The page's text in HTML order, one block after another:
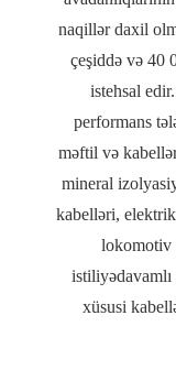
naqillər daxil
çeşiddə və 40
istehsal
performans
məftil və
mineral
kabelləri,
lokomotiv
xüsusi